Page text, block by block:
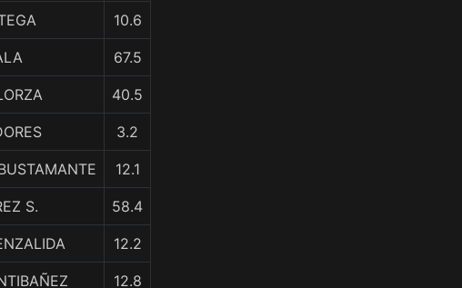
10.6
67.5
40.5
3.2
12.1
S. 58.4
12.2
12.8